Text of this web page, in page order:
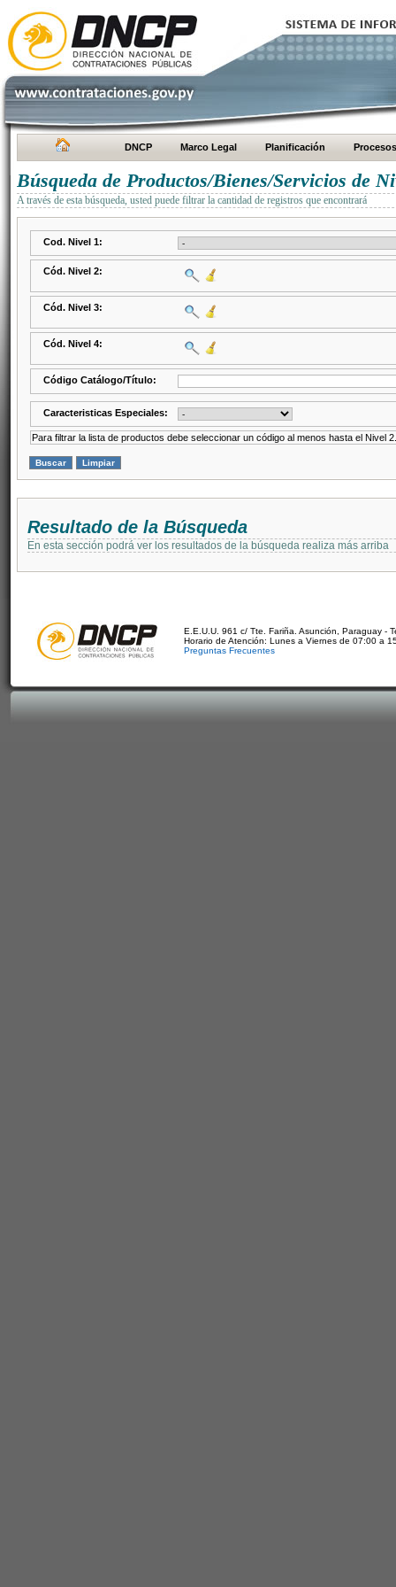
DNCP Marco Legal Planificación Procesos
Búsqueda de Productos/Bienes/Servicios de
A través de esta búsqueda, usted puede filtrar la cantidad de registros que encontrará
Cod. Nivel 1:
Cód. Nivel 2:
Cód. Nivel 3:
Cód. Nivel 4:
Código Catálogo/Título:
Caracteristicas Especiales:
Para filtrar la lista de productos debe seleccionar un código al menos hasta el Nivel 2.
Resultado de la Búsqueda
En esta sección podrá ver los resultados de la búsqueda realiza más arriba
E.E.U.U. 961 c/ Tte. Fariña. Asunción, Paraguay -
Horario de Atención: Lunes a Viernes de 07:00 a
Preguntas Frecuentes